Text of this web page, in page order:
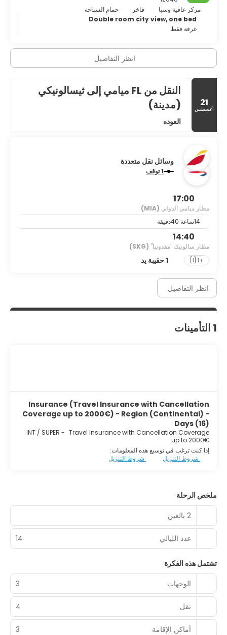
مركز عافية وسبا
فاخر
حمام السباحة
Double room city view, one bed
غرفة فقط
انظر التفاصيل
21
أغسطس
النقل من FL ميامي إلى ثيسالونيكي
(مدينة)
العوده
وسائل نقل متعددة
1 توقف
17:00
مطار ميامي الدولي (MIA)
14:40
مطار سالونيك "مقدونيا" (SKG)
+1{1}
1 حقيبة يد
انظر التفاصيل
1 التأمينات
Insurance (Travel Insurance with Cancellation
Coverage up to 2000€) - Region (Continental) -
Days (16)
INT / SUPER - Travel Insurance with Cancellation Coverage
up to 2000€
إذا كنت ترغب في توسيع هذه المعلومات:
شروط التنزيل
شروط التنزيل
ملخص الرحلة
2 بالغين
عدد الليالي 14
تشتمل هذه الفكرة
الوجهات
3
نقل 4
أماكن الإقامة 3